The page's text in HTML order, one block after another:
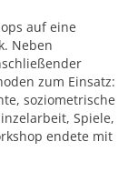
auf eine
Neben
zum Einsatz:
soziometrische
Spiele,
endete mit